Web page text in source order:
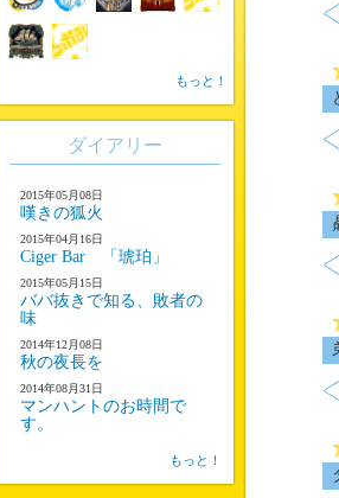
もっと！
ダイアリー
2015年05月08日
嘆きの狐火
2015年04月16日
Ciger Bar 「琥珀」
2015年05月15日
ババ抜きで知る、敗者の
味
2014年12月08日
秋の夜長を
2014年08月31日
マンハントのお時間で
す。
もっと！